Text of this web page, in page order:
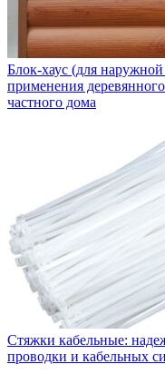
Блок-хаус (для
применения
частного дома
Стяжки кабельные:
проводки и кабельных